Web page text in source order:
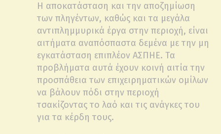
Η αποκατάσταση και την αποζημίωση
των πληγέντων, καθώς και τα μεγάλα
αντιπλημμυρικά έργα στην περιοχή, είναι
αιτήματα αναπόσπαστα δεμένα με την μη
εγκατάσταση επιπλέον ΑΣΠΗΕ. Τα
προβλήματα αυτά έχουν κοινή αιτία την
προσπάθεια των επιχειρηματικών ομίλων
να βάλουν πόδι στην περιοχή
τσακίζοντας το λαό και τις ανάγκες του
για τα κέρδη τους.